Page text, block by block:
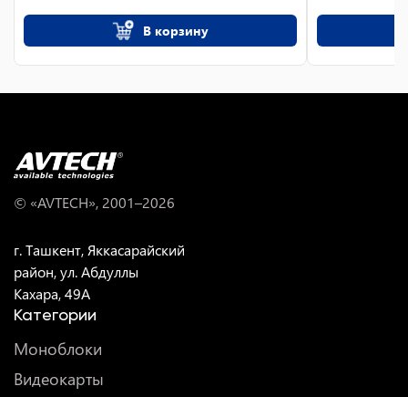
В корзину
© «AVTECH», 2001–2026
г. Ташкент, Яккасарайский
район, ул. Абдуллы
Кахара, 49A
Категории
Моноблоки
Видеокарты